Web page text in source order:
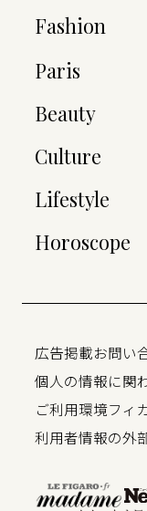
Fashion
Paris
Beauty
Culture
Lifestyle
Horoscope
広告掲載お問い
個人の情報に関
ご利用環境フィ
利用者情報の外